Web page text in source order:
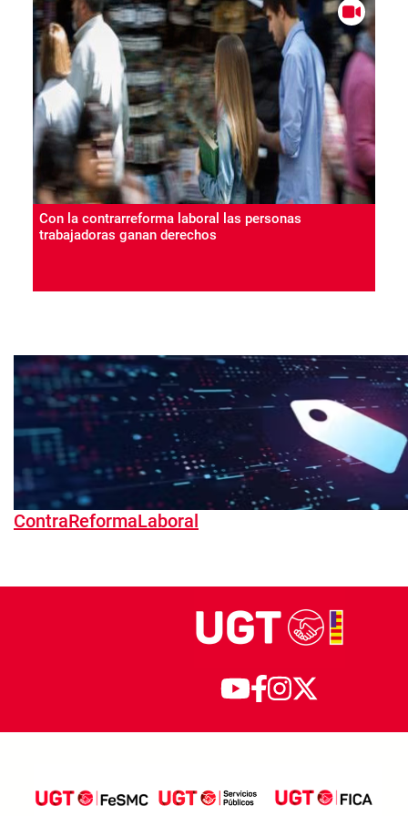
Con la contrarreforma laboral las personas
trabajadoras ganan derechos
ContraReformaLaboral